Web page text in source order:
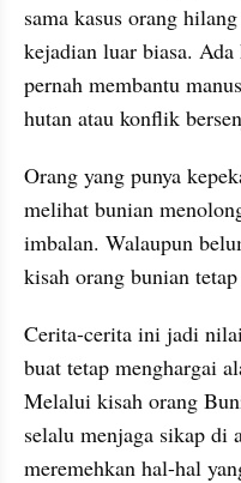
sama kasus orang
kejadian luar biasa.
pernah membantu
hutan atau konflik
Orang yang punya
melihat bunian
imbalan. Walaupun
kisah orang bunian
Cerita-cerita ini jadi
buat tetap menghargai
Melalui kisah orang
selalu menjaga sikap di
meremehkan hal-hal